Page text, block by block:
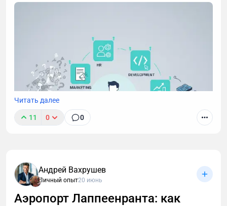
пошаговая стратегия для мужчин: как преодолеть
Читать далее
11 0 0
Андрей Вахрушев
Личный опыт20 июнь
Аэропорт Лаппеенранта: как